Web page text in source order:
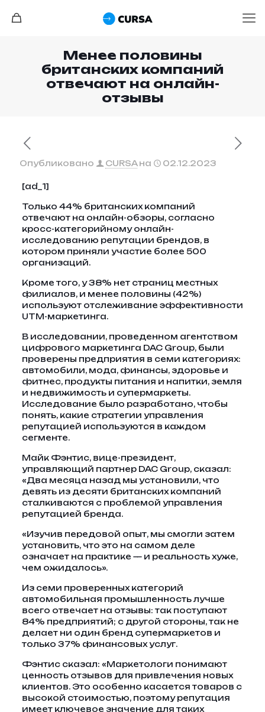
Менее половины
британских компаний
отвечают на онлайн-
отзывы
Опубликовано CURSA на 02.12.2023
[ad_1]
Только 44% британских компаний
отвечают на онлайн-обзоры, согласно
кросс-категорийному онлайн-
исследованию репутации брендов, в
котором приняли участие более 500
организаций.
Кроме того, у 38% нет страниц местных
филиалов, и менее половины (42%)
используют отслеживание эффективности
UTM-маркетинга.
В исследовании, проведенном агентством
цифрового маркетинга DAC Group, были
проверены предприятия в семи категориях:
автомобили, мода, финансы, здоровье и
фитнес, продукты питания и напитки, земля
и недвижимость и супермаркеты.
Исследование было разработано, чтобы
понять, какие стратегии управления
репутацией используются в каждом
сегменте.
Майк Фэнтис, вице-президент,
управляющий партнер DAC Group, сказал:
«Два месяца назад мы установили, что
девять из десяти британских компаний
сталкиваются с проблемой управления
репутацией бренда.
«Изучив передовой опыт, мы смогли затем
установить, что это на самом деле
означает на практике — и реальность хуже,
чем ожидалось».
Из семи проверенных категорий
автомобильная промышленность лучше
всего отвечает на отзывы: так поступают
84% предприятий; с другой стороны, так не
делает ни один бренд супермаркетов и
только 37% финансовых услуг.
Фэнтис сказал: «Маркетологи понимают
ценность отзывов для привлечения новых
клиентов. Это особенно касается товаров с
высокой стоимостью, поэтому репутация
имеет ключевое значение для таких